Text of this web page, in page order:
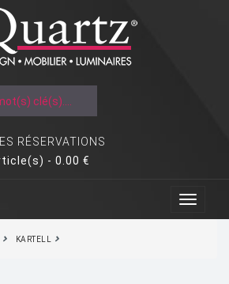
RÉSERVATIONS
- 0.00 €
KARTELL